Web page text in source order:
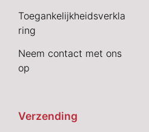
Toegankelijkheidsverkla
ring
Neem contact met ons
op
Verzending